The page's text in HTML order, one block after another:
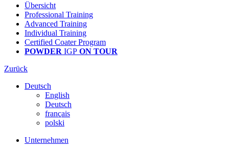
Übersicht
Professional Training
Advanced Training
Individual Training
Certified Coater Program
POWDER IGP ON TOUR
Zurück
Deutsch
English
Deutsch
français
polski
Unternehmen